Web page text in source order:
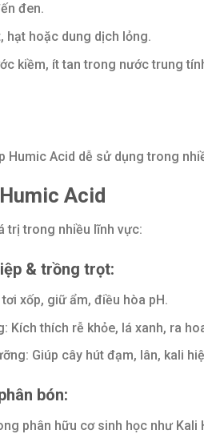
đen.
hạt hoặc dung dịch lỏng.
kiềm, ít tan trong nước trung
Humic Acid dễ sử dụng trong
Acid
trị trong nhiều lĩnh vực:
& trồng trọt:
xốp, giữ ẩm, điều hòa pH.
Kích thích rễ khỏe, lá xanh, ra
Giúp cây hút đạm, lân, kali
bón:
phân hữu cơ sinh học như Kali